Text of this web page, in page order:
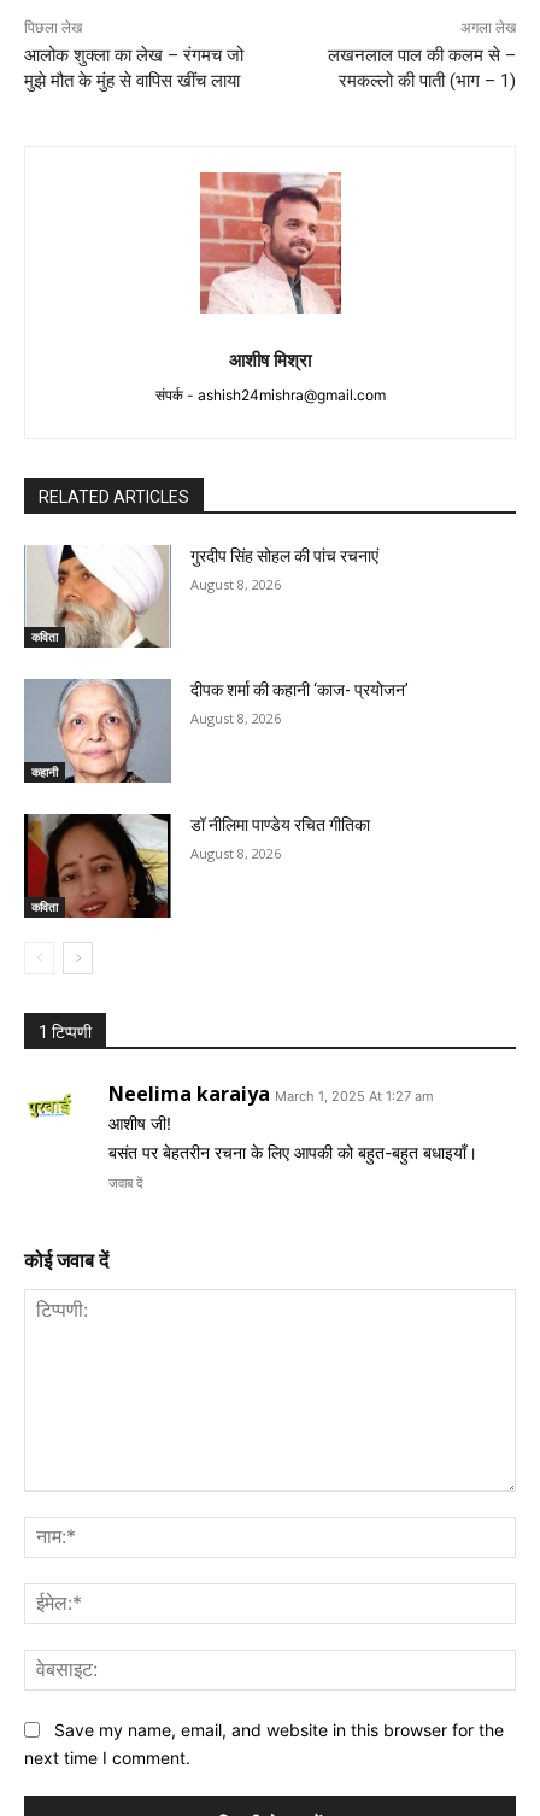
पिछला लेख
आलोक शुक्ला का लेख – रंगमच जो
मुझे मौत के मुंह से वापिस खींच लाया
अगला लेख
लखनलाल पाल की कलम से –
रमकल्लो की पाती (भाग – 1)
आशीष मिश्रा
संपर्क - ashish24mishra@gmail.com
RELATED ARTICLES
कविता
गुरदीप सिंह सोहल की पांच रचनाएं
August 8, 2026
कहानी
दीपक शर्मा की कहानी ‘काज- प्रयोजन’
August 8, 2026
कविता
डॉ नीलिमा पाण्डेय रचित गीतिका
August 8, 2026
1 टिप्पणी
Neelima karaiya March 1, 2025 At 1:27 am
आशीष जी!
बसंत पर बेहतरीन रचना के लिए आपकी को बहुत-बहुत बधाइयाँ।
जवाब दें
कोई जवाब दें
Save my name, email, and website in this browser for the
next time I comment.